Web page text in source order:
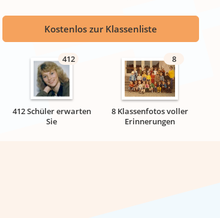
Kostenlos zur Klassenliste
412
412 Schüler erwarten
Sie
8
8 Klassenfotos voller
Erinnerungen